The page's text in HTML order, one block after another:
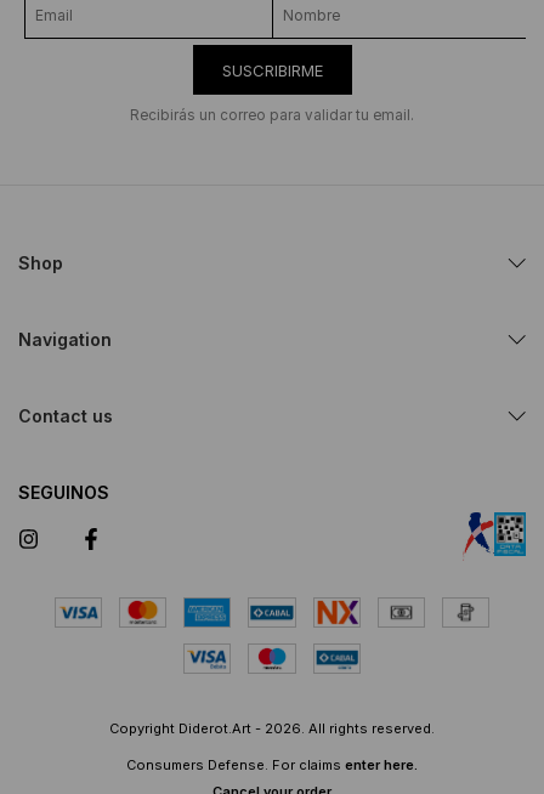
SUSCRIBIRME
Recibirás un correo para validar tu email.
Shop
Navigation
Contact us
SEGUINOS
Copyright Diderot.Art - 2026. All rights reserved.
Consumers Defense. For claims enter here.